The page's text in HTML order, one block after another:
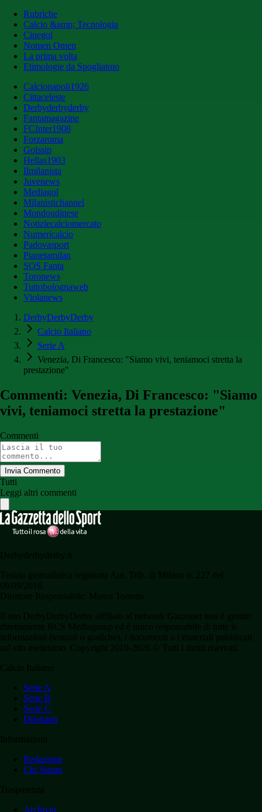
Rubriche
Calcio &amp; Tecnologia
Cinegol
Nomen Omen
La prima volta
Etimologie da Spogliatoio
Calcionapoli1926
Cittaceleste
Derbyderbyderby
Fantamagazine
FCInter1908
Forzaroma
Golssip
Hellas1903
Ilmilanista
Juvenews
Mediagol
Milanistichannel
Mondoudinese
Notiziecalciomercato
Numericalcio
Padovasport
Pianetamilan
SOS Fanta
Toronews
Tuttobolognaweb
Violanews
DerbyDerbyDerby
Calcio Italiano
Serie A
Venezia, Di Francesco: "Siamo vivi, teniamoci stretta la
prestazione"
Commenti: Venezia, Di Francesco: "Siamo
vivi, teniamoci stretta la prestazione"
Commenti
Invia Commento
Tutti
Leggi altri commenti
Serie A
Serie B
Serie C
Dilettanti
Redazione
Chi Siamo
Archivio